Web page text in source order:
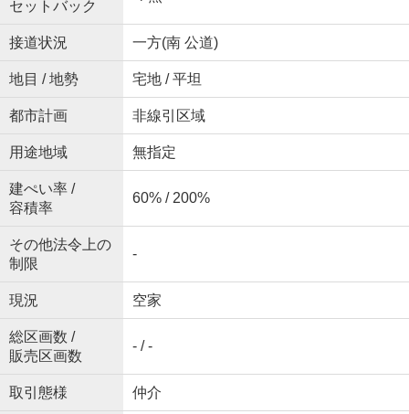
セットバック
接道状況 一方(南 公道)
地目 / 地勢 宅地 / 平坦
都市計画 非線引区域
用途地域 無指定
建ぺい率 /
容積率
60% / 200%
その他法令上の
制限
-
現況 空家
総区画数 /
販売区画数
- / -
取引態様 仲介